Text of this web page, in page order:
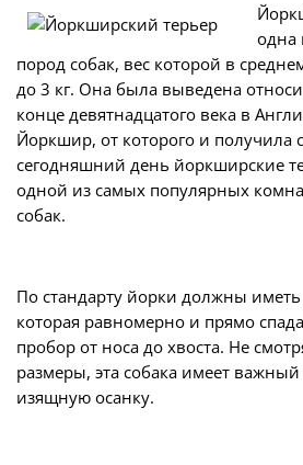
одна
пород собак, вес которой в
до 3 кг. Она была выведена
конце девятнадцатого века в
Йоркшир, от которого и получила
сегодняшний день йоркширские
одной из самых популярных
собак.
По стандарту йорки должны
которая равномерно и прямо
пробор от носа до хвоста. Не
размеры, эта собака имеет
изящную осанку.